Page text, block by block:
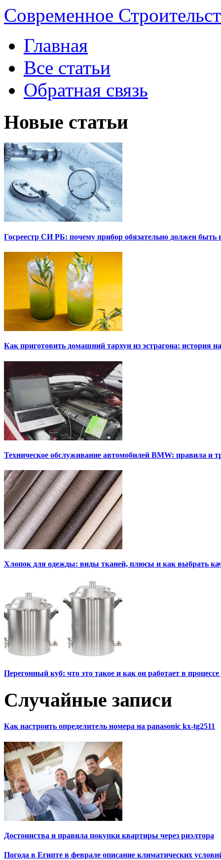
Современное
Главная
Все статьи
Обратная связь
Новые статьи
Госреестр СИ РБ: почему прибор обязательно должен быть
Как приготовить домашний тархун из эстрагона: история
Техническое обслуживание автомобилей BMW: правила и
Хлопок для одежды: виды тканей, плюсы и как выбрать
Перегонный куб: что это такое и как он работает в
Случайные записи
Как настроить определитель номера на panasonic kx-tg2511
Достоинства и правила покупки квартиры через риэлтора
Погода в Египте в феврале описание климатических